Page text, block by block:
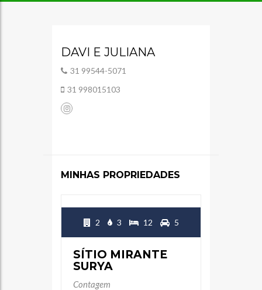
DAVI E JULIANA
31 99544-5071
31 998015103
MINHAS PROPRIEDADES
2 3 12 5
SÍTIO MIRANTE
SURYA
Contagem